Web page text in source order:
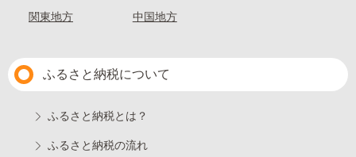
関東地方 中国地方
ふるさと納税について
ふるさと納税とは？
ふるさと納税の流れ